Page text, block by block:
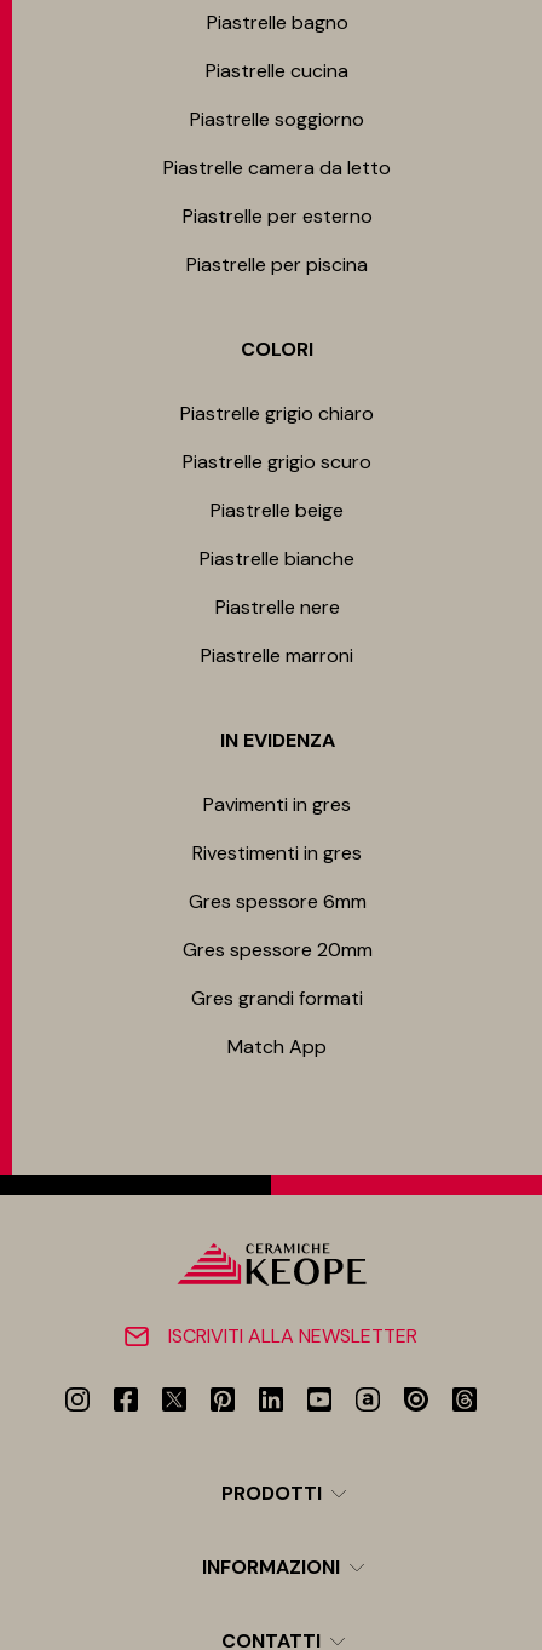
Piastrelle bagno
Piastrelle cucina
Piastrelle soggiorno
Piastrelle camera da letto
Piastrelle per esterno
Piastrelle per piscina
COLORI
Piastrelle grigio chiaro
Piastrelle grigio scuro
Piastrelle beige
Piastrelle bianche
Piastrelle nere
Piastrelle marroni
IN EVIDENZA
Pavimenti in gres
Rivestimenti in gres
Gres spessore 6mm
Gres spessore 20mm
Gres grandi formati
Match App
ISCRIVITI ALLA NEWSLETTER
PRODOTTI
INFORMAZIONI
CONTATTI